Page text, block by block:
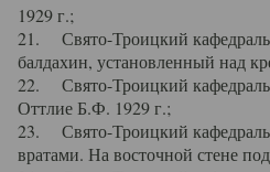
1929 г.;
21. Свято-Троицкий
балдахин, установленный над
22. Свято-Троицкий
Оттлие Б.Ф. 1929 г.;
23. Свято-Троицкий
вратами. На восточной стене